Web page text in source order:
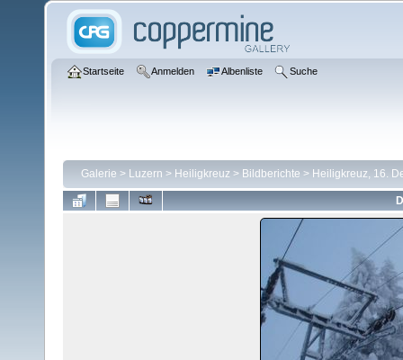
Startseite Anmelden Albenliste Suche
Galerie > Luzern > Heiligkreuz > Bildberichte > Heiligkreuz, 16.